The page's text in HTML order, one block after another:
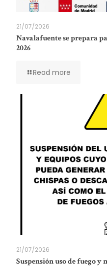
21/07/2026
Navalafuente se prepara
2026
Read more
21/07/2026
Suspensión uso de fuego y